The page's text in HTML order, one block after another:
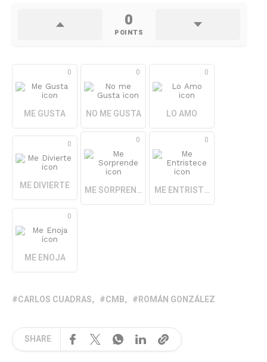
0
POINTS
0
ME GUSTA
0
NO ME GUSTA
0
LO AMO
0
ME DIVIERTE
0
ME SORPRENDE
0
ME ENTRISTECE
0
ME ENOJA
CARLOS CUADRAS CMB ROMÁN GONZÁLEZ
SHARE